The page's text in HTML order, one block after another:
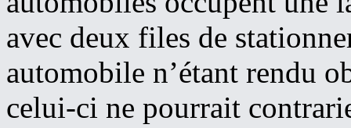
avec deux files de
automobile n’étant rendu
celui-ci ne pourrait